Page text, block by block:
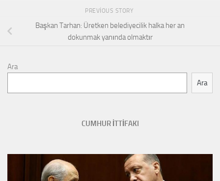
PREVIOUS STORY
Başkan Tarhan: Üretken belediyecilik halka her an
dokunmak yanında olmaktır
Ara
Ara
CUMHUR İTTİFAKI